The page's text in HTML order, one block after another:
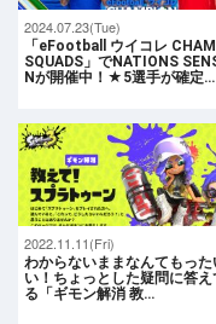
2024.07.23(Tue)
「eFootball ウイコレ
SQUADS」でNATIONS
Nが開催中！★5選手が確定…
2022.11.11(Fri)
わからないままなんてもった
い！ちょっとした疑問に答え
る「ギモン解消 教…